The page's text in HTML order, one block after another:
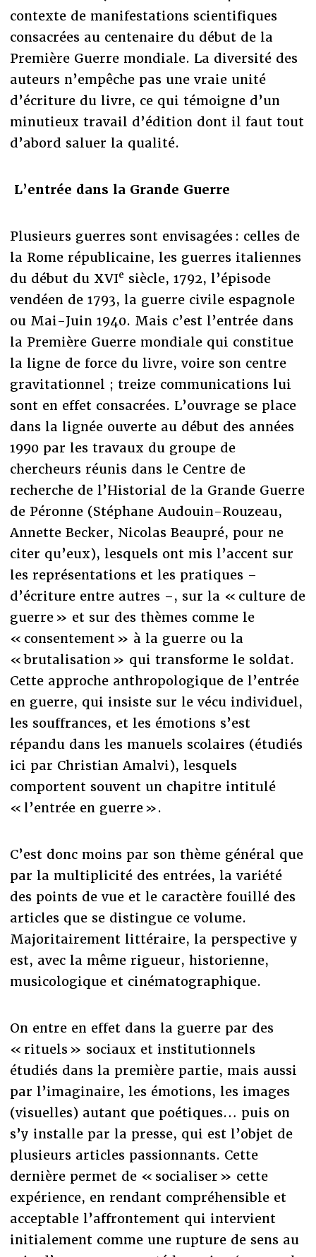
contexte de manifestations scientifiques
consacrées au centenaire du début de la
Première Guerre mondiale. La diversité des
auteurs n’empêche pas une vraie unité
d’écriture du livre, ce qui témoigne d’un
minutieux travail d’édition dont il faut tout
d’abord saluer la qualité.
L’entrée dans la Grande Guerre
Plusieurs guerres sont envisagées : celles de
la Rome républicaine, les guerres italiennes
du début du XVIe siècle, 1792, l’épisode
vendéen de 1793, la guerre civile espagnole
ou Mai-Juin 1940. Mais c’est l’entrée dans
la Première Guerre mondiale qui constitue
la ligne de force du livre, voire son centre
gravitationnel ; treize communications lui
sont en effet consacrées. L’ouvrage se place
dans la lignée ouverte au début des années
1990 par les travaux du groupe de
chercheurs réunis dans le Centre de
recherche de l’Historial de la Grande Guerre
de Péronne (Stéphane Audouin-Rouzeau,
Annette Becker, Nicolas Beaupré, pour ne
citer qu’eux), lesquels ont mis l’accent sur
les représentations et les pratiques –
d’écriture entre autres –, sur la « culture de
guerre » et sur des thèmes comme le
« consentement » à la guerre ou la
« brutalisation » qui transforme le soldat.
Cette approche anthropologique de l’entrée
en guerre, qui insiste sur le vécu individuel,
les souffrances, et les émotions s’est
répandu dans les manuels scolaires (étudiés
ici par Christian Amalvi), lesquels
comportent souvent un chapitre intitulé
« l’entrée en guerre ».
C’est donc moins par son thème général que
par la multiplicité des entrées, la variété
des points de vue et le caractère fouillé des
articles que se distingue ce volume.
Majoritairement littéraire, la perspective y
est, avec la même rigueur, historienne,
musicologique et cinématographique.
On entre en effet dans la guerre par des
« rituels » sociaux et institutionnels
étudiés dans la première partie, mais aussi
par l’imaginaire, les émotions, les images
(visuelles) autant que poétiques… puis on
s’y installe par la presse, qui est l’objet de
plusieurs articles passionnants. Cette
dernière permet de « socialiser » cette
expérience, en rendant compréhensible et
acceptable l’affrontement qui intervient
initialement comme une rupture de sens au